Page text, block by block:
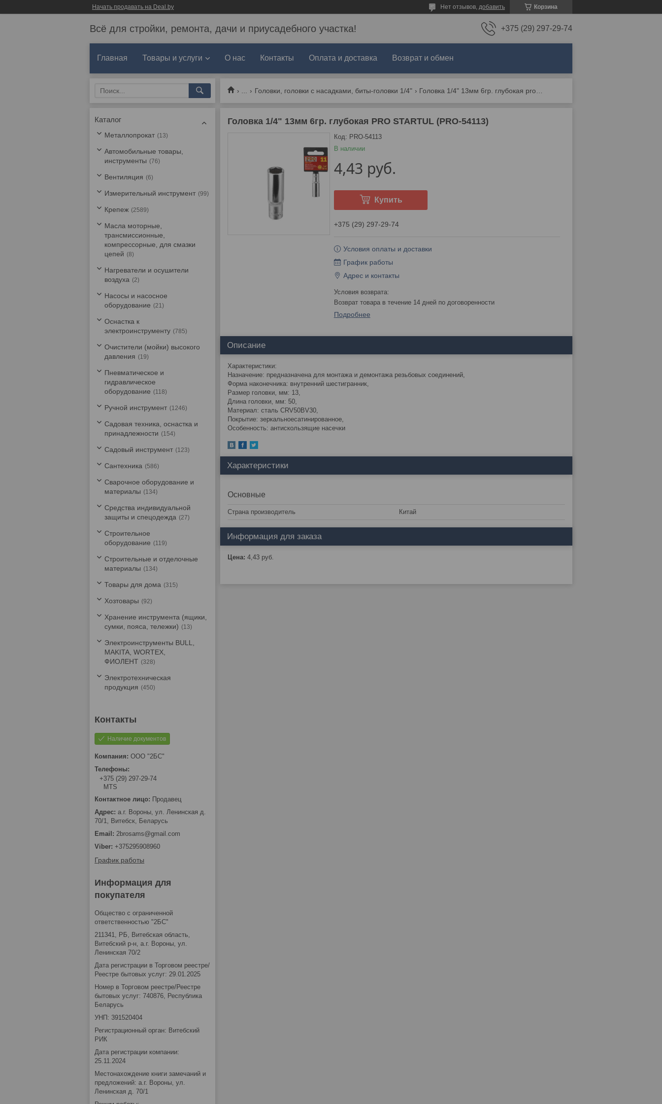
Начать продавать на Deal.by Корзина
Нет отзывов, добавить
Всё для стройки, ремонта, дачи и приусадебного участка! +375 (29) 297-29-74
Главная Товары и услуги О нас Контакты Оплата и доставка Возврат и обмен
Головки, головки с насадками, биты-головки 1/4"
Головка 1/4" 13мм 6гр. глубокая PRO STARTUL (PRO-54113)
В наличии
Код: PRO-54113
4,43 руб.
Купить
+375 (29) 297-29-74
Условия оплаты и доставки
График работы
Адрес и контакты
возврат товара в течение 14 дней по договоренности
Подробнее
Описание
Характеристики:
Назначение: предназначена для монтажа и демонтажа резьбовых соединений,
Форма наконечника: внутренний шестигранник,
Размер головки, мм: 13,
Длина головки, мм: 50,
Материал: сталь CRV50BV30,
Покрытие: зеркальноесатинированное,
Особенность: антискользящие насечки
Характеристики
Основные
Страна производитель Китай
Информация для заказа
Цена: 4,43 руб.
Каталог
Металлопрокат 13
Автомобильные товары,
инструменты
76
Вентиляция 6
Измерительный инструмент 99
Крепеж 2589
Масла моторные,
трансмиссионные,
компрессорные, для смазки
цепей
8
Нагреватели и осушители
воздуха
2
Насосы и насосное
оборудование
21
Оснастка к
электроинструменту
785
Очистители (мойки) высокого
давления
19
Пневматическое и
гидравлическое
оборудование
118
Ручной инструмент 1246
Садовая техника, оснастка и
принадлежности
154
Садовый инструмент 123
Сантехника 586
Сварочное оборудование и
материалы
134
Средства индивидуальной
защиты и спецодежда
27
Строительное
оборудование
119
Строительные и отделочные
материалы
134
Товары для дома 315
Хозтовары 92
Хранение инструмента (ящики,
сумки, пояса, тележки)
13
Электроинструменты BULL,
MAKITA, WORTEX,
ФИОЛЕНТ
328
Электротехническая
продукция
450
Наличие документов
ООО "2БС"
+375 (29) 297-29-74
MTS
Продавец
а.г. Вороны, ул. Ленинская д.
70/1, Витебск, Беларусь
2brosams@gmail.com
+375295908960
График работы
Информация для
покупателя
Общество с ограниченной
ответственностью "2БС"
211341, РБ, Витебская область,
Витебский р-н, а.г. Вороны, ул.
Ленинская 70/2
Дата регистрации в Торговом реестре/
Реестре бытовых услуг: 29.01.2025
Номер в Торговом реестре/Реестре
бытовых услуг: 740876, Республика
Беларусь
УНП: 391520404
Регистрационный орган: Витебский
РИК
Дата регистрации компании:
25.11.2024
Местонахождение книги замечаний и
предложений: а.г. Вороны, ул.
Ленинская д. 70/1